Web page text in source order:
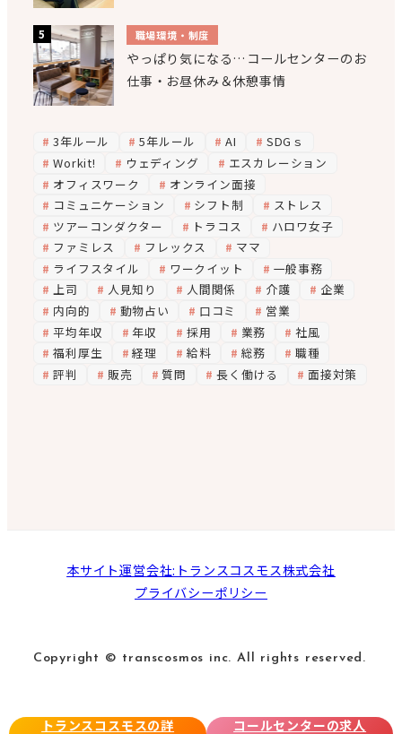
職場環境・制度
やっぱり気になる…コールセンターのお
仕事・お昼休み＆休憩事情
3年ルール 5年ルール AI
SDGｓ
Workit!
ウェディング
エスカレーション
オフィスワーク
オンライン面接
コミュニケーション
シフト制
ストレス
ツアーコンダクター
トラコス
ハロワ女子
ファミレス
フレックス
ママ
ライフスタイル
ワークイット
一般事務
上司
人見知り 人間関係 介護
企業
内向的
動物占い 口コミ
営業
平均年収
年収 採用 業務
社風
福利厚生
経理 給料 総務
職種
評判
販売 質問 長く働ける 面接対策
本サイト運営会社:トランスコスモス株式会社
プライバシーポリシー
トランスコスモスの詳
コールセンターの求人
Copyright © transcosmos inc. All rights reserved.